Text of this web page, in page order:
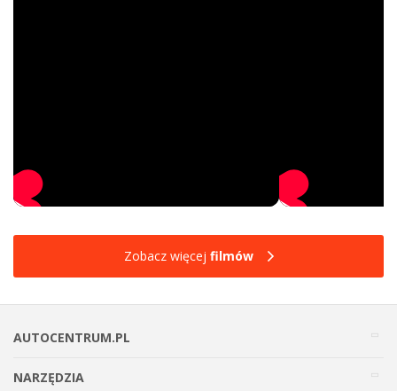
Zobacz więcej filmów
AUTOCENTRUM.PL
NARZĘDZIA